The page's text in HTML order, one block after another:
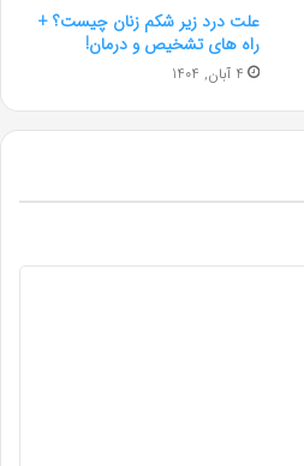
علت درد زیر شکم زنان چیست؟ +
راه های تشخیص و درمان!
4 آبان, 1404